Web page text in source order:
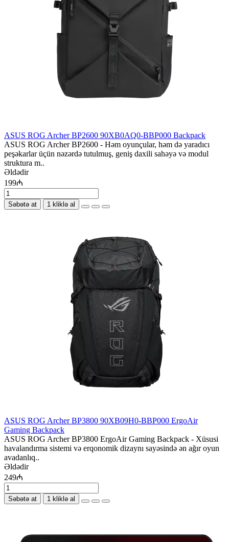
ASUS ROG Archer BP2600 90XB0AQ0-BBP000 Backpack
ASUS ROG Archer BP2600 - Həm oyunçular, həm də yaradıcı
peşəkarlar üçün nəzərdə tutulmuş, geniş daxili sahəyə və modul
struktura m..
Əldədir
199₼
Səbətə at 1 kliklə al
ASUS ROG Archer BP3800 90XB09H0-BBP000 ErgoAir
Gaming Backpack
ASUS ROG Archer BP3800 ErgoAir Gaming Backpack - Xüsusi
havalandırma sistemi və erqonomik dizaynı sayəsində ən ağır oyun
avadanlıq..
Əldədir
249₼
Səbətə at 1 kliklə al